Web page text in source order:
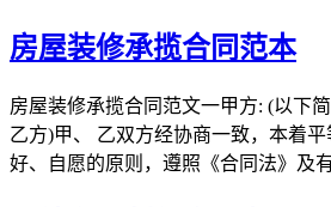
房屋装修承揽合同范本
房屋装修承揽合同范文一甲方: (以下
乙方)甲、 乙双方经协商一致，本着
好、自愿的原则，遵照《合同法》及